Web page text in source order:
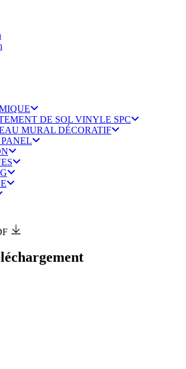
DE SOL VINYLE SPC
MURAL DÉCORATIF